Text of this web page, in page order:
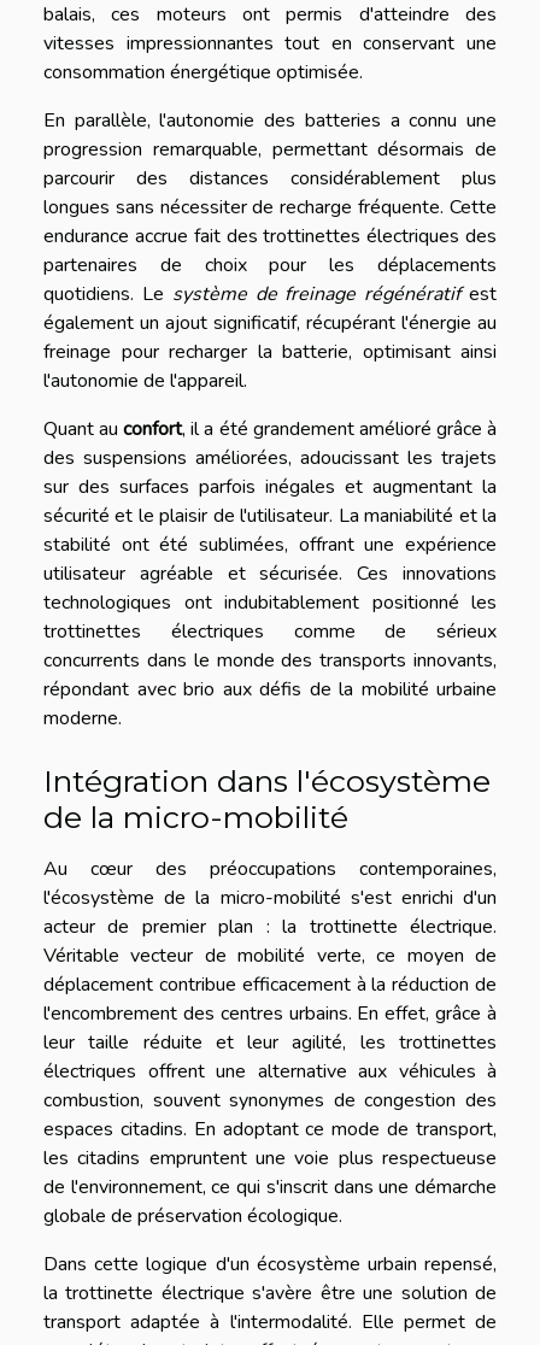
balais, ces moteurs ont permis d'atteindre des
vitesses impressionnantes tout en conservant une
consommation énergétique optimisée.
En parallèle, l'autonomie des batteries a connu une
progression remarquable, permettant désormais de
parcourir des distances considérablement plus
longues sans nécessiter de recharge fréquente. Cette
endurance accrue fait des trottinettes électriques des
partenaires de choix pour les déplacements
quotidiens. Le système de freinage régénératifest
également un ajout significatif, récupérant l'énergie au
freinage pour recharger la batterie, optimisant ainsi
l'autonomie de l'appareil.
Quant auconfort, il a été grandement amélioré grâce à
des suspensions améliorées, adoucissant les trajets
sur des surfaces parfois inégales et augmentant la
sécurité et le plaisir de l'utilisateur. La maniabilité et la
stabilité ont été sublimées, offrant une expérience
utilisateur agréable et sécurisée. Ces innovations
technologiques ont indubitablement positionné les
trottinettes électriques comme de sérieux
concurrents dans le monde des transports innovants,
répondant avec brio aux défis de la mobilité urbaine
moderne.
Intégration dans l'écosystème
de la micro-mobilité
Au cœur des préoccupations contemporaines,
l'écosystème de la micro-mobilité s'est enrichi d'un
acteur de premier plan : la trottinette électrique.
Véritable vecteur de mobilité verte, ce moyen de
déplacement contribue efficacement à la réduction de
l'encombrement des centres urbains. En effet, grâce à
leur taille réduite et leur agilité, les trottinettes
électriques offrent une alternative aux véhicules à
combustion, souvent synonymes de congestion des
espaces citadins. En adoptant ce mode de transport,
les citadins empruntent une voie plus respectueuse
de l'environnement, ce qui s'inscrit dans une démarche
globale de préservation écologique.
Dans cette logique d'un écosystème urbain repensé,
la trottinette électrique s'avère être une solution de
transport adaptée à l'intermodalité. Elle permet de